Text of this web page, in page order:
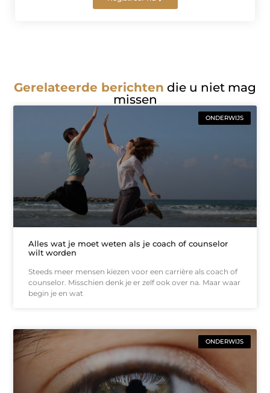
Gerelateerde berichten die u niet mag
missen
ONDERWIJS
Alles wat je moet weten als je coach of counselor
wilt worden
Steeds meer mensen kiezen voor een carrière als coach of
counselor. Misschien denk je er zelf ook over na. Maar waar
begin je en wat
ONDERWIJS